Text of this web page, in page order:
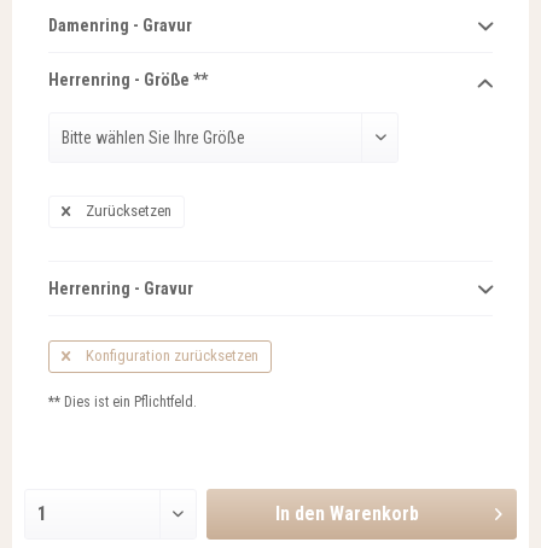
Damenring - Gravur
Herrenring - Größe **
Zurücksetzen
Herrenring - Gravur
Konfiguration zurücksetzen
** Dies ist ein Pflichtfeld.
In den Warenkorb